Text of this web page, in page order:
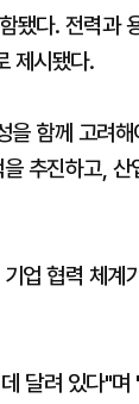
됐다. 전력과
제시됐다.
을 함께 고려
추진하고, 산
업 협력 체계
달려 있다"며